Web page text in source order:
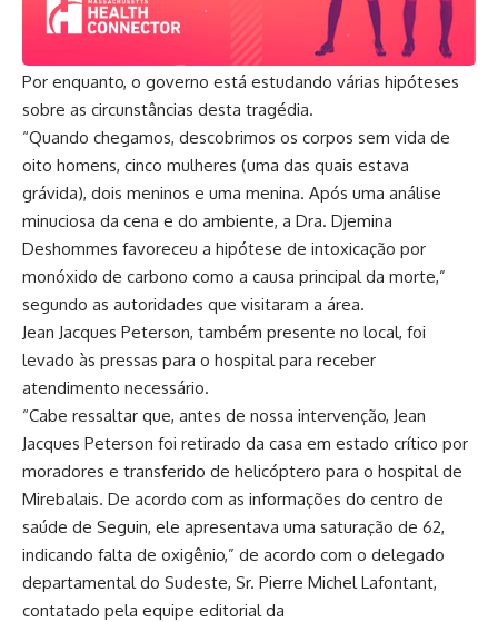
Por enquanto, o governo está estudando várias hipóteses
sobre as circunstâncias desta tragédia.
“Quando chegamos, descobrimos os corpos sem vida de
oito homens, cinco mulheres (uma das quais estava
grávida), dois meninos e uma menina. Após uma análise
minuciosa da cena e do ambiente, a Dra. Djemina
Deshommes favoreceu a hipótese de intoxicação por
monóxido de carbono como a causa principal da morte,”
segundo as autoridades que visitaram a área.
Jean Jacques Peterson, também presente no local, foi
levado às pressas para o hospital para receber
atendimento necessário.
“Cabe ressaltar que, antes de nossa intervenção, Jean
Jacques Peterson foi retirado da casa em estado crítico por
moradores e transferido de helicóptero para o hospital de
Mirebalais. De acordo com as informações do centro de
saúde de Seguin, ele apresentava uma saturação de 62,
indicando falta de oxigênio,” de acordo com o delegado
departamental do Sudeste, Sr. Pierre Michel Lafontant,
contatado pela equipe editorial da